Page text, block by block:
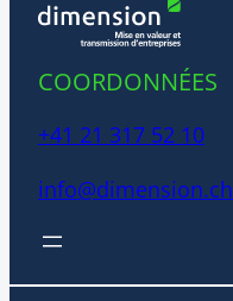
COORDONNÉES
+41 21 317 52 10
info@dimension.ch